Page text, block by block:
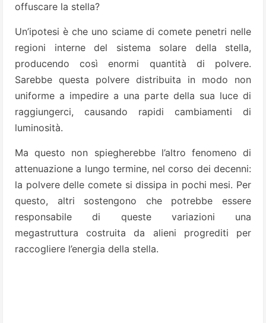
offuscare la stella?
Un’ipotesi è che uno sciame di comete penetri nelle
regioni interne del sistema solare della stella,
producendo così enormi quantità di polvere.
Sarebbe questa polvere distribuita in modo non
uniforme a impedire a una parte della sua luce di
raggiungerci, causando rapidi cambiamenti di
luminosità.
Ma questo non spiegherebbe l’altro fenomeno di
attenuazione a lungo termine, nel corso dei decenni:
la polvere delle comete si dissipa in pochi mesi. Per
questo, altri sostengono che potrebbe essere
responsabile di queste variazioni una
megastruttura costruita da alieni progrediti per
raccogliere l’energia della stella.